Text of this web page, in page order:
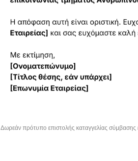
Δωρεάν πρότυπο επιστολής καταγγελίας